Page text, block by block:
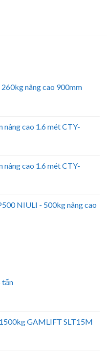
nâng cao 900mm
nâng cao 1.6 mét CTY-
nâng cao 1.6 mét CTY-
NIULI - 500kg nâng cao
tấn
GAMLIFT SLT15M